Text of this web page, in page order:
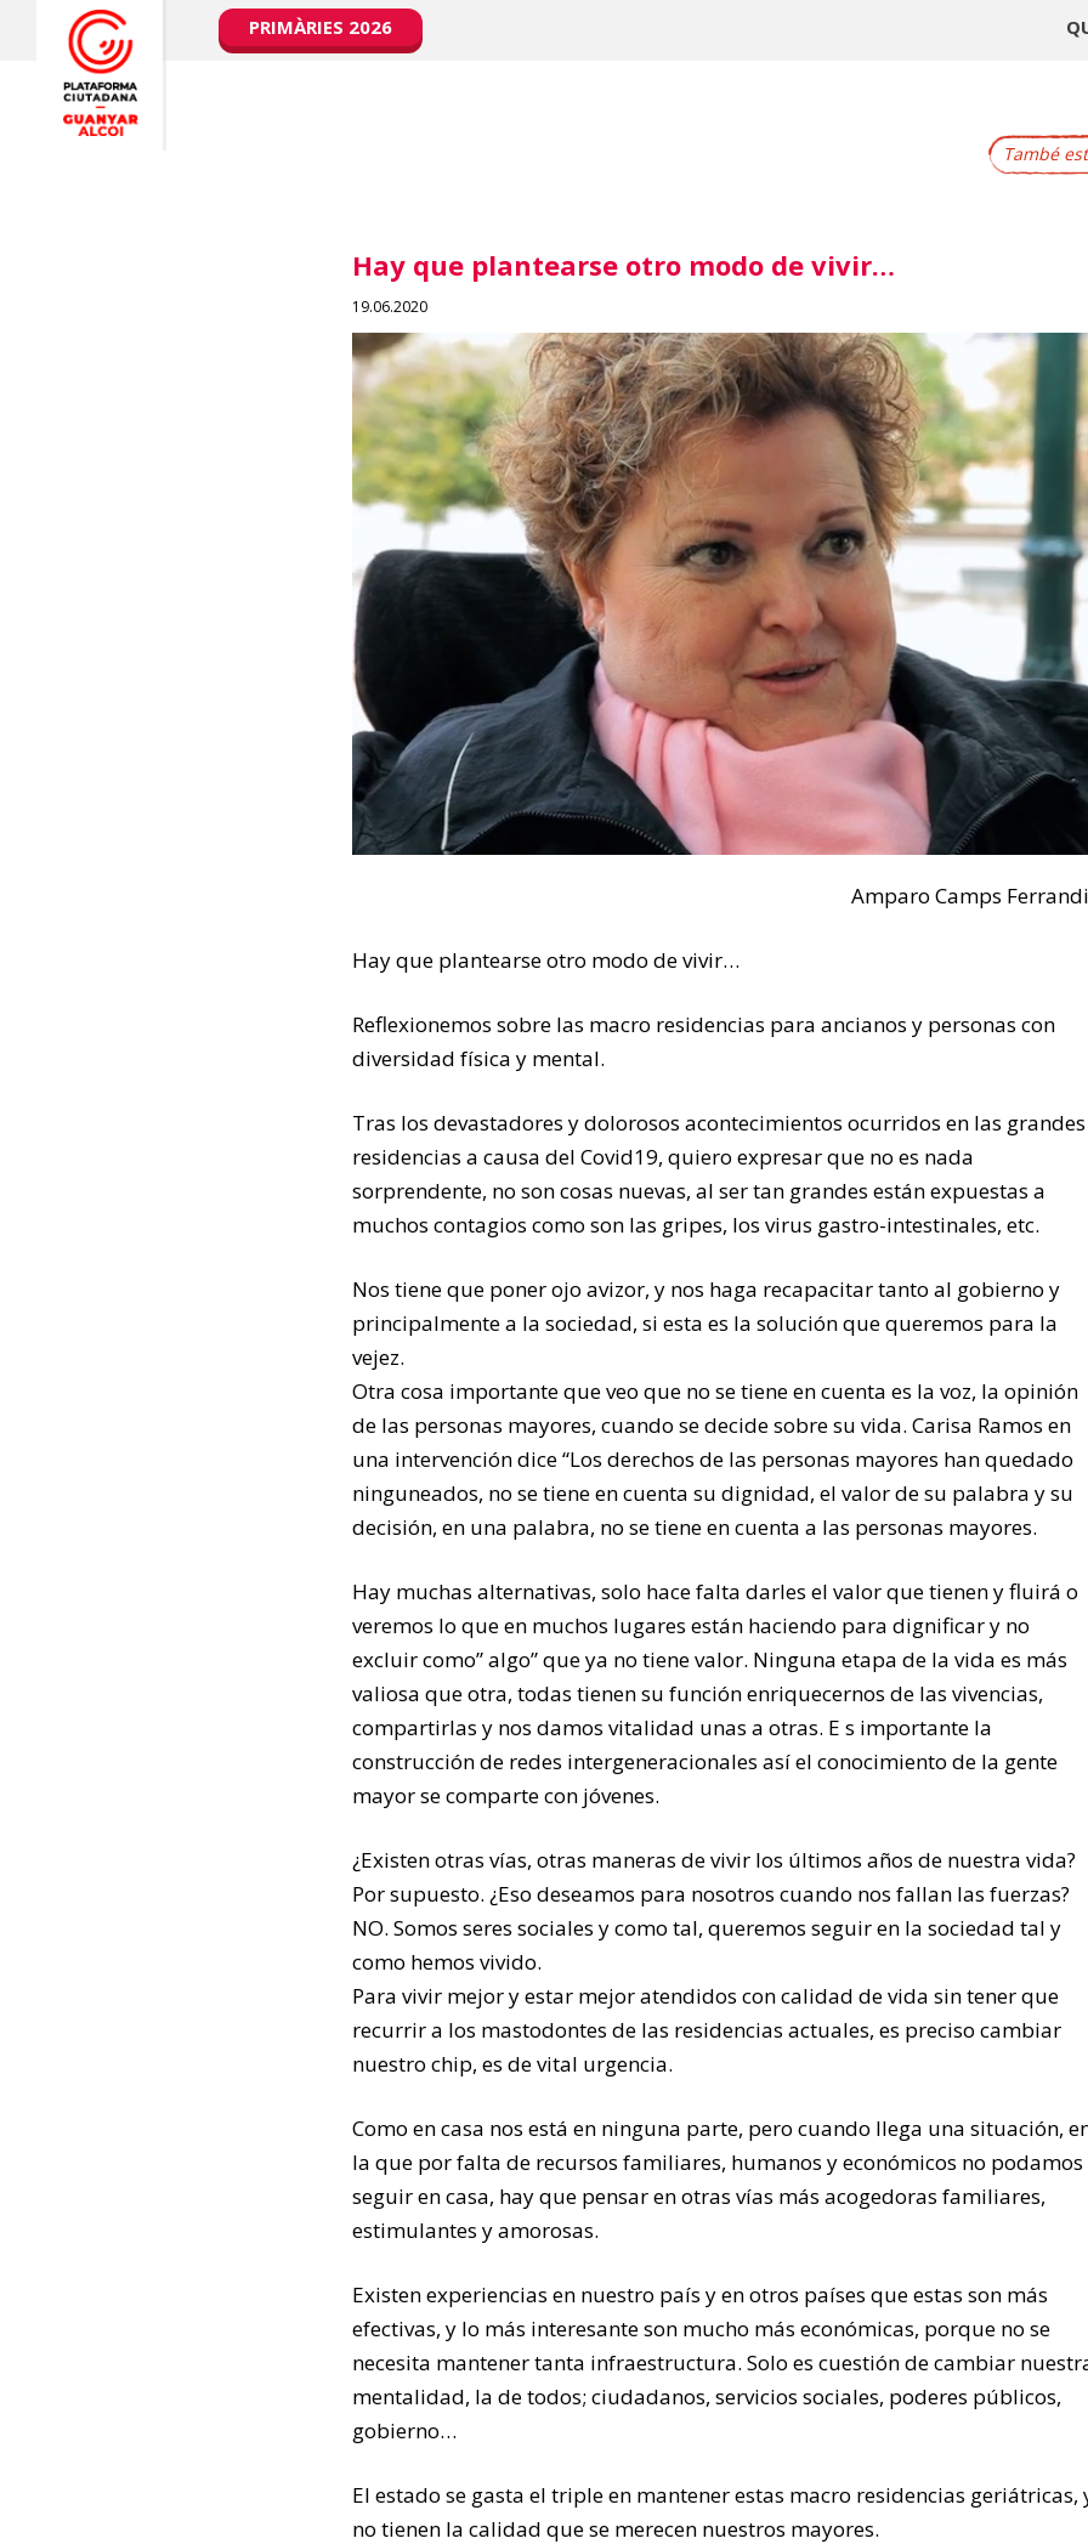
PRIMÀRIES 2026
També
Hay que plantearse otro modo de vivir…
19.06.2020
Amparo Camps
Hay que plantearse otro modo de vivir…
Reflexionemos sobre las macro residencias para ancianos y personas con
diversidad física y mental.
Tras los devastadores y dolorosos acontecimientos ocurridos en las grandes
residencias a causa del Covid19, quiero expresar que no es nada
sorprendente, no son cosas nuevas, al ser tan grandes están expuestas a
muchos contagios como son las gripes, los virus gastro-intestinales, etc.
Nos tiene que poner ojo avizor, y nos haga recapacitar tanto al gobierno y
principalmente a la sociedad, si esta es la solución que queremos para la
vejez.
Otra cosa importante que veo que no se tiene en cuenta es la voz, la opinión
de las personas mayores, cuando se decide sobre su vida. Carisa Ramos en
una intervención dice “Los derechos de las personas mayores han quedado
ninguneados, no se tiene en cuenta su dignidad, el valor de su palabra y su
decisión, en una palabra, no se tiene en cuenta a las personas mayores.
Hay muchas alternativas, solo hace falta darles el valor que tienen y fluirá o
veremos lo que en muchos lugares están haciendo para dignificar y no
excluir como” algo” que ya no tiene valor. Ninguna etapa de la vida es más
valiosa que otra, todas tienen su función enriquecernos de las vivencias,
compartirlas y nos damos vitalidad unas a otras. E s importante la
construcción de redes intergeneracionales así el conocimiento de la gente
mayor se comparte con jóvenes.
¿Existen otras vías, otras maneras de vivir los últimos años de nuestra vida?
Por supuesto. ¿Eso deseamos para nosotros cuando nos fallan las fuerzas?
NO. Somos seres sociales y como tal, queremos seguir en la sociedad tal y
como hemos vivido.
Para vivir mejor y estar mejor atendidos con calidad de vida sin tener que
recurrir a los mastodontes de las residencias actuales, es preciso cambiar
nuestro chip, es de vital urgencia.
Como en casa nos está en ninguna parte, pero cuando llega una situación,
la que por falta de recursos familiares, humanos y económicos no podamos
seguir en casa, hay que pensar en otras vías más acogedoras familiares,
estimulantes y amorosas.
Existen experiencias en nuestro país y en otros países que estas son más
efectivas, y lo más interesante son mucho más económicas, porque no se
necesita mantener tanta infraestructura. Solo es cuestión de cambiar
mentalidad, la de todos; ciudadanos, servicios sociales, poderes públicos,
gobierno…
El estado se gasta el triple en mantener estas macro residencias geriátricas,
no tienen la calidad que se merecen nuestros mayores.